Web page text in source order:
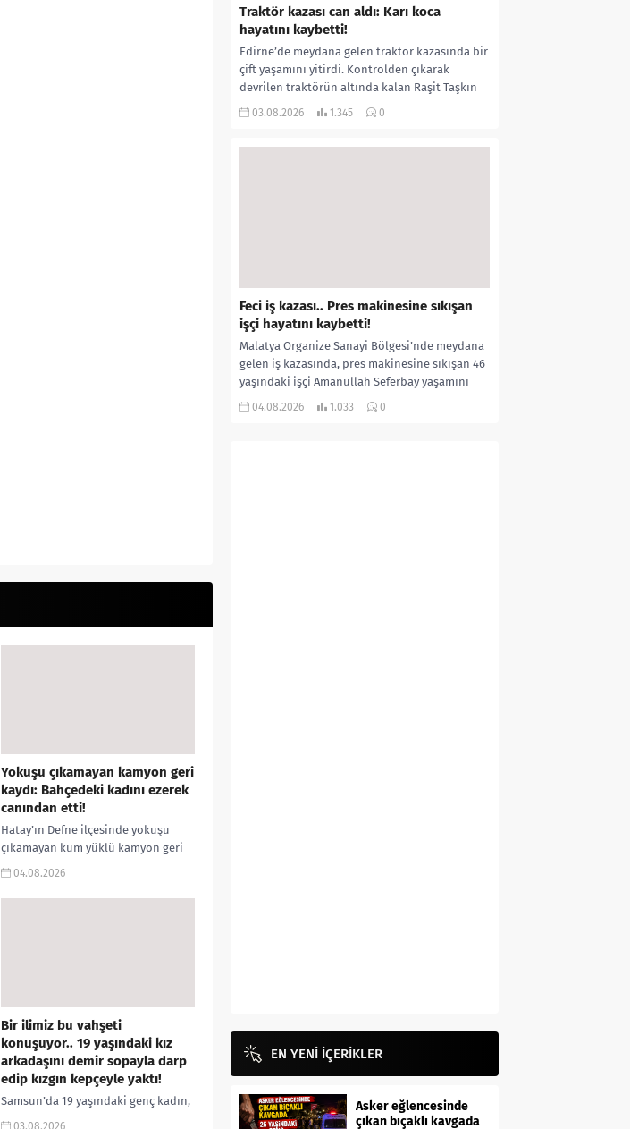
Yokuşu çıkamayan kamyon geri
kaydı: Bahçedeki kadını ezerek
canından etti!
Hatay’ın Defne ilçesinde yokuşu
çıkamayan kum yüklü kamyon geri
kayarak bir apartmanın bahçesine
yaşındaki Sakine...
04.08.2026
Bir ilimiz bu vahşeti
konuşuyor.. 19 yaşındaki kız
arkadaşını demir sopayla darp
edip kızgın kepçeyle yaktı!
Samsun’da 19 yaşındaki genç kadın,
erkek arkadaşının kendisini
03.08.2026
Traktör kazası can aldı: Karı koca
hayatını kaybetti!
Edirne’de meydana gelen traktör kazasında bir
çift yaşamını yitirdi. Kontrolden çıkarak
devrilen traktörün altında kalan Raşit Taşkın
ile eşi Fatma...
03.08.2026 1.345 0
Feci iş kazası.. Pres makinesine sıkışan
işçi hayatını kaybetti!
Malatya Organize Sanayi Bölgesi’nde meydana
gelen iş kazasında, pres makinesine sıkışan 46
yaşındaki işçi Amanullah Seferbay yaşamını
yitirdi. Olayla ilgili...
04.08.2026 1.033 0
EN YENİ İÇERİKLER
Asker eğlencesinde
çıkan bıçaklı kavgada